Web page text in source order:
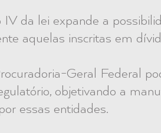
da lei expande a
aquelas inscritas em
Geral Federal
objetivando a
essas entidades.